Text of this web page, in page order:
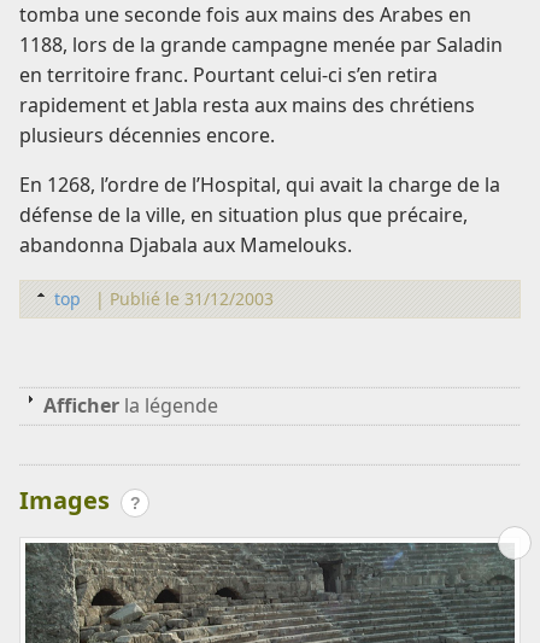
tomba une seconde fois aux mains des Arabes en
1188, lors de la grande campagne menée par Saladin
en territoire franc. Pourtant celui-ci s’en retira
rapidement et Jabla resta aux mains des chrétiens
plusieurs décennies encore.
En 1268, l’ordre de l’Hospital, qui avait la charge de la
défense de la ville, en situation plus que précaire,
abandonna Djabala aux Mamelouks.
top | Publié le 31/12/2003
Afficher la légende
Images ?